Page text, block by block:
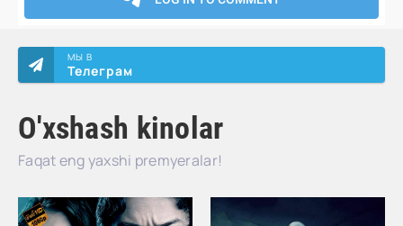
O'xshash kinolar
Faqat eng yaxshi premyeralar!
МЫ В
Телеграм